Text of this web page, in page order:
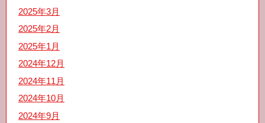
2025年3月
2025年2月
2025年1月
2024年12月
2024年11月
2024年10月
2024年9月